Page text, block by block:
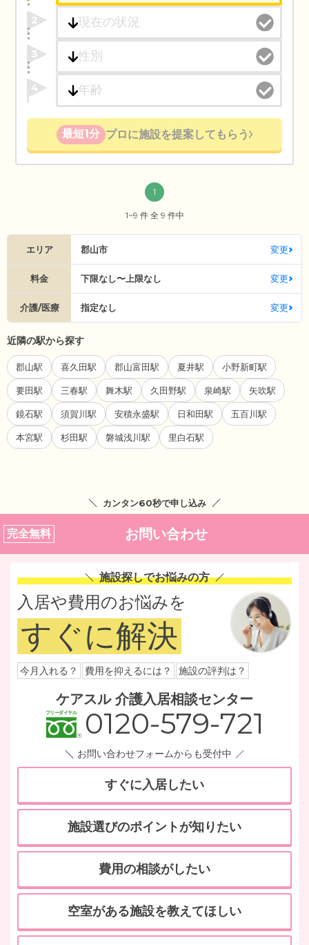
2
3
4
最短1分 プロに施設を提案してもらう
1
1~9 件 全 9 件中
エリア 郡山市 変更
料金 下限なし〜上限なし 変更
介護/医療 指定なし 変更
近隣の駅から探す
郡山駅 喜久田駅 郡山富田駅 夏井駅 小野新町駅
要田駅 三春駅 舞木駅 久田野駅 泉崎駅 矢吹駅
鏡石駅 須賀川駅 安積永盛駅 日和田駅 五百川駅
本宮駅 杉田駅 磐城浅川駅 里白石駅
カンタン60秒で申し込み
完全無料 お問い合わせ
施設探しでお悩みの方
入居や費用のお悩みを
すぐに解決
今月入れる？ 費用を抑えるには？ 施設の評判は？
ケアスル 介護入居相談センター
0120-579-721
お問い合わせフォームからも受付中
すぐに入居したい
施設選びのポイントが知りたい
費用の相談がしたい
空室がある施設を教えてほしい